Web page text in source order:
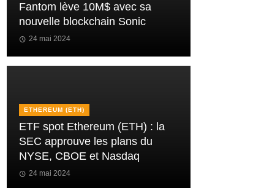
Fantom lève 10M$ avec sa
nouvelle blockchain Sonic
24 mai 2024
ETHEREUM (ETH)
ETF spot Ethereum (ETH) : la
SEC approuve les plans du
NYSE, CBOE et Nasdaq
24 mai 2024